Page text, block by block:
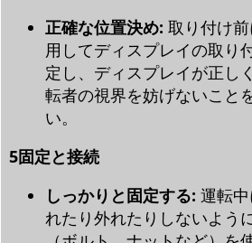
正確な位置決め: 取り付け
用してディスプレイの取り
定し、ディスプレイが正し
転者の視界を妨げないこと
い。
5固定と接続
しっかりと固定する: 運転
れたり外れたりしないよう